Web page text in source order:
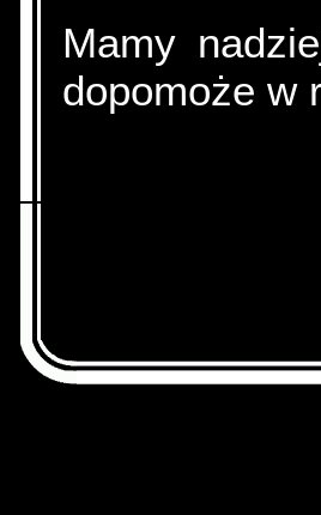
Mamy
dopomoże w